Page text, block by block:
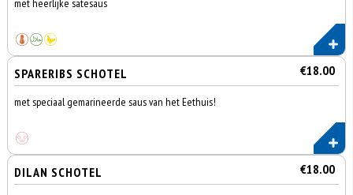
met heerlijke satesaus
SPARERIBS SCHOTEL €18.00
met speciaal gemarineerde saus van het Eethuis!
DILAN SCHOTEL €18.00